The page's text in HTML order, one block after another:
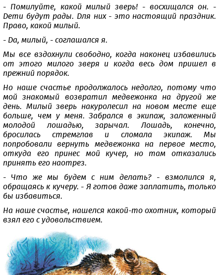
- Помилуйте, какой милый зверь! - восхищался он. -
Дети будут рады. Для них - это настоящий праздник.
Право, какой милый.
- Да, милый, - соглашался я.
Мы все вздохнули свободно, когда наконец избавились
от этого милого зверя и когда весь дом пришел в
прежний порядок.
Но наше счастье продолжалось недолго, потому что
мой знакомый возвратил медвежонка на другой же
день. Милый зверь накуролесил на новом месте еще
больше, чем у меня. Забрался в экипаж, заложенный
молодой лошадью, зарычал. Лошадь, конечно,
бросилась стремглав и сломала экипаж. Мы
попробовали вернуть медвежонка на первое место,
откуда его принес мой кучер, но там отказались
принять его наотрез.
- Что же мы будем с ним делать? - взмолился я,
обращаясь к кучеру. - Я готов даже заплатить, только
бы избавиться.
На наше счастье, нашелся какой-то охотник, который
взял его с удовольствием.